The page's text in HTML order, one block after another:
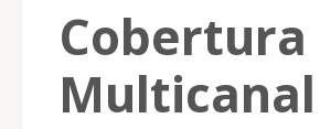
Cobertura
Multicanal